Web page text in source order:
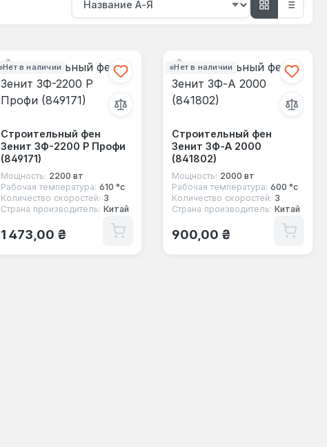
Нет в наличии
Строительный фен
Зенит ЗФ-2200 Р Профи
(849171)
Мощность: 2200 вт
Рабочая температура: 610 °с
Количество скоростей: 3
Страна производитель: Китай
Обычная цена:
1 473,00 ₴
Нет в наличии
Строительный фен
Зенит ЗФ-A 2000
(841802)
Мощность: 2000 вт
Рабочая температура: 600 °с
Количество скоростей: 3
Страна производитель: Китай
Обычная цена:
900,00 ₴